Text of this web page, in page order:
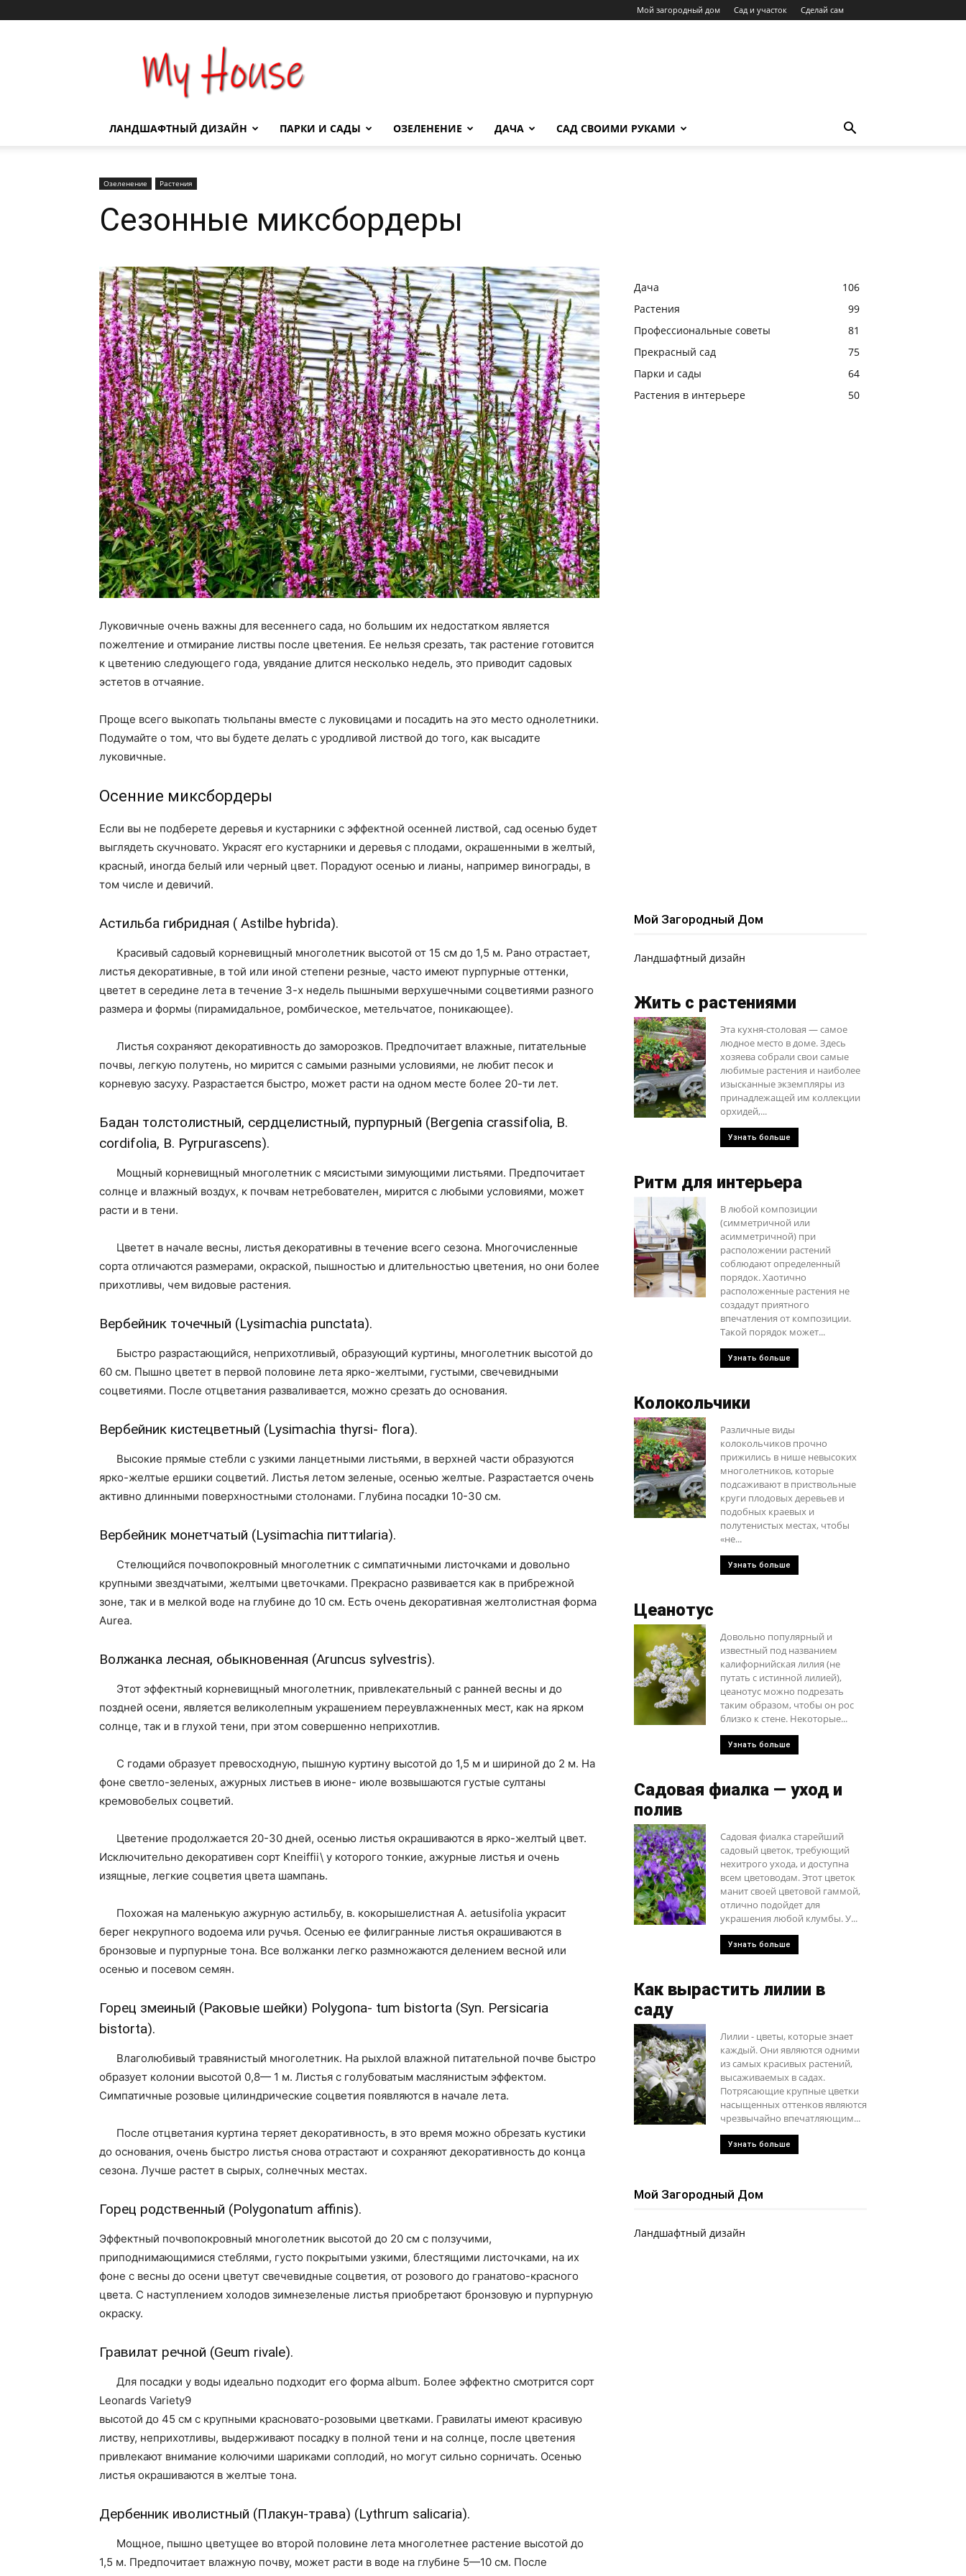
Мой загородный дом Сад и участок Сделай сам
Сад
и
участок
ЛАНДШАФТНЫЙ ДИЗАЙН ПАРКИ И САДЫ ОЗЕЛЕНЕНИЕ ДАЧА САД СВОИМИ РУКАМИ
Озеленение Растения
Сезонные миксбордеры
Луковичные очень важны для весеннего сада, но большим их недостатком является
пожелтение и отмирание листвы после цветения. Ее нельзя срезать, так растение готовится
к цветению следующего года, увядание длится несколько недель, это приводит садовых
эстетов в отчаяние.
Проще всего выкопать тюльпаны вместе с луковицами и посадить на это место однолетники.
Подумайте о том, что вы будете делать с уродливой листвой до того, как высадите
луковичные.
Осенние миксбордеры
Если вы не подберете деревья и кустарники с эффектной осенней листвой, сад осенью будет
выглядеть скучновато. Украсят его кустарники и деревья с плодами, окрашенными в желтый,
красный, иногда белый или черный цвет. Порадуют осенью и лианы, например винограды, в
том числе и девичий.
Астильба гибридная ( Astilbe hybrida).
Красивый садовый корневищный многолетник высотой от 15 см до 1,5 м. Рано отрастает,
листья декоративные, в той или иной степени резные, часто имеют пурпурные оттенки,
цветет в середине лета в течение 3-х недель пышными верхушечными соцветиями разного
размера и формы (пирамидальное, ромбическое, метельчатое, поникающее).
Листья сохраняют декоративность до заморозков. Предпочитает влажные, питательные
почвы, легкую полутень, но мирится с самыми разными условиями, не любит песок и
корневую засуху. Разрастается быстро, может расти на одном месте более 20-ти лет.
Бадан толстолистный, сердцелистный, пурпурный (Bergenia crassifolia, В.
cordifolia, В. Pyrpurascens).
Мощный корневищный многолетник с мясистыми зимующими листьями. Предпочитает
солнце и влажный воздух, к почвам нетребователен, мирится с любыми условиями, может
расти и в тени.
Цветет в начале весны, листья декоративны в течение всего сезона. Многочисленные
сорта отличаются размерами, окраской, пышностью и длительностью цветения, но они более
прихотливы, чем видовые растения.
Вербейник точечный (Lysimachia punctata).
Быстро разрастающийся, неприхотливый, образующий куртины, многолетник высотой до
60 см. Пышно цветет в первой половине лета ярко-желтыми, густыми, свечевидными
соцветиями. После отцветания разваливается, можно срезать до основания.
Вербейник кистецветный (Lysimachia thyrsi- flora).
Высокие прямые стебли с узкими ланцетными листьями, в верхней части образуются
ярко-желтые ершики соцветий. Листья летом зеленые, осенью желтые. Разрастается очень
активно длинными поверхностными столонами. Глубина посадки 10-30 см.
Вербейник монетчатый (Lysimachia питтиlaria).
Стелющийся почвопокровный многолетник с симпатичными листочками и довольно
крупными звездчатыми, желтыми цветочками. Прекрасно развивается как в прибрежной
зоне, так и в мелкой воде на глубине до 10 см. Есть очень декоративная желтолистная форма
Aurea.
Волжанка лесная, обыкновенная (Aruncus sylvestris).
Этот эффектный корневищный многолетник, привлекательный с ранней весны и до
поздней осени, является великолепным украшением переувлажненных мест, как на ярком
солнце, так и в глухой тени, при этом совершенно неприхотлив.
С годами образует превосходную, пышную куртину высотой до 1,5 м и шириной до 2 м. На
фоне светло-зеленых, ажурных листьев в июне- июле возвышаются густые султаны
кремовобелых соцветий.
Цветение продолжается 20-30 дней, осенью листья окрашиваются в ярко-желтый цвет.
Исключительно декоративен сорт Kneiffii\ у которого тонкие, ажурные листья и очень
изящные, легкие соцветия цвета шампань.
Похожая на маленькую ажурную астильбу, в. кокорышелистная А. aetusifolia украсит
берег некрупного водоема или ручья. Осенью ее филигранные листья окрашиваются в
бронзовые и пурпурные тона. Все волжанки легко размножаются делением весной или
осенью и посевом семян.
Горец змеиный (Раковые шейки) Polygona- tum bistorta (Syn. Persicaria
bistorta).
Влаголюбивый травянистый многолетник. На рыхлой влажной питательной почве быстро
образует колонии высотой 0,8— 1 м. Листья с голубоватым маслянистым эффектом.
Симпатичные розовые цилиндрические соцветия появляются в начале лета.
После отцветания куртина теряет декоративность, в это время можно обрезать кустики
до основания, очень быстро листья снова отрастают и сохраняют декоративность до конца
сезона. Лучше растет в сырых, солнечных местах.
Горец родственный (Polygonatum affinis).
Эффектный почвопокровный многолетник высотой до 20 см с ползучими,
приподнимающимися стеблями, густо покрытыми узкими, блестящими листочками, на их
фоне с весны до осени цветут свечевидные соцветия, от розового до гранатово-красного
цвета. С наступлением холодов зимнезеленые листья приобретают бронзовую и пурпурную
окраску.
Гравилат речной (Geum rivale).
Для посадки у воды идеально подходит его форма album. Более эффектно смотрится сорт
Leonards Variety9
высотой до 45 см с крупными красновато-розовыми цветками. Гравилаты имеют красивую
листву, неприхотливы, выдерживают посадку в полной тени и на солнце, после цветения
привлекают внимание колючими шариками соплодий, но могут сильно сорничать. Осенью
листья окрашиваются в желтые тона.
Дербенник иволистный (Плакун-трава) (Lythrum salicaria).
Мощное, пышно цветущее во второй половине лета многолетнее растение высотой до
1,5 м. Предпочитает влажную почву, может расти в воде на глубине 5—10 см. После
Дача
106
Растения
99
Профессиональные советы
81
Прекрасный сад
75
Парки и сады
64
Растения в интерьере
50
Мой Загородный Дом
Ландшафтный дизайн
Жить с растениями
Эта кухня-столовая — самое
людное место в доме. Здесь
хозяева собрали свои самые
любимые растения и наиболее
изысканные экземпляры из
принадлежащей им коллекции
орхидей,...
Узнать больше
Ритм для интерьера
В любой композиции
(симметричной или
асимметричной) при
расположении растений
соблюдают определенный
порядок. Хаотично
расположенные растения не
создадут приятного
впечатления от композиции.
Такой порядок может...
Узнать больше
Колокольчики
Различные виды
колокольчиков прочно
прижились в нише невысоких
многолетников, которые
подсаживают в приствольные
круги плодовых деревьев и
подобных краевых и
полутенистых местах, чтобы
«не...
Узнать больше
Цеанотус
Довольно популярный и
известный под названием
калифорнийская лилия (не
путать с истинной лилией),
цеанотус можно подрезать
таким образом, чтобы он рос
близко к стене. Некоторые...
Узнать больше
Садовая фиалка — уход и
полив
Садовая фиалка старейший
садовый цветок, требующий
нехитрого ухода, и доступна
всем цветоводам. Этот цветок
манит своей цветовой гаммой,
отлично подойдет для
украшения любой клумбы. У...
Узнать больше
Как вырастить лилии в
саду
Лилии - цветы, которые знает
каждый. Они являются одними
из самых красивых растений,
высаживаемых в садах.
Потрясающие крупные цветки
насыщенных оттенков являются
чрезвычайно впечатляющим...
Узнать больше
Мой Загородный Дом
Ландшафтный дизайн